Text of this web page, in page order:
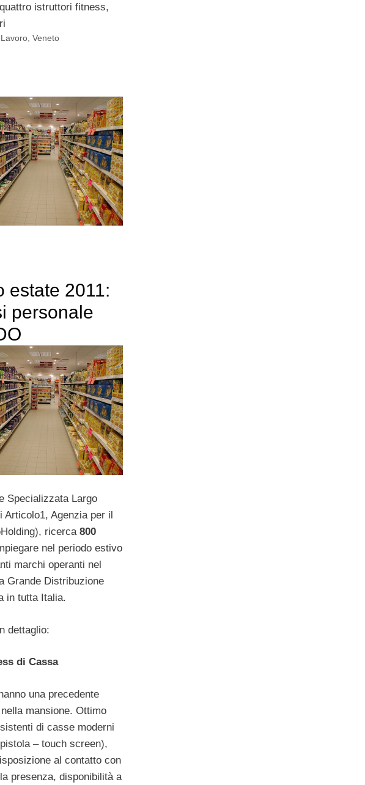
istruttori fitness,
,Veneto
estate 2011:
personale
Specializzata Largo
Articolo1, Agenzia per il
ricerca 800
nel periodo estivo
marchi operanti nel
Grande Distribuzione
in tutta Italia.
dettaglio:
di Cassa
una precedente
mansione. Ottimo
di casse moderni
– touch screen),
al contatto con
presenza, disponibilità a